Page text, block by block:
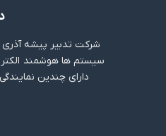
شرکت تدبیر پیشه آذری
سیستم ها هوشمند
دارای چندین